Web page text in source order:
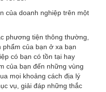
của doanh nghiệp trên một
phương tiện thông thường,
của bạn ở xa bạn
có bạn có tồn tại hay
của bạn đến những vùng
mọi khoảng cách địa lý
vụ, giải đáp những thắc